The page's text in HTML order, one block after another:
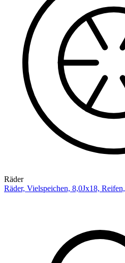
Räder
Räder, Vielspeichen, 8,0Jx18, Reifen,